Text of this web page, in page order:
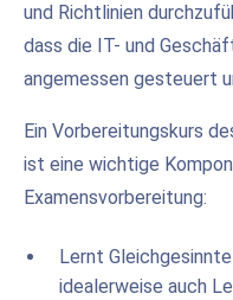
und Richtlinien
dass die IT- und
angemessen gesteuert
Ein Vorbereitungskurs
ist eine wichtige
Examensvorbereitung:
Lernt
idealerweise auch